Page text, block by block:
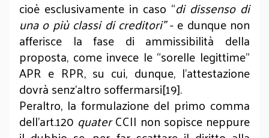
cioè esclusivamente in caso “di dissenso di
una o più classi di creditori”- e dunque non
afferisce la fase di ammissibilità della
proposta, come invece le “sorelle legittime”
APR e RPR, su cui, dunque, l’attestazione
dovrà senz’altro soffermarsi[19].
Peraltro, la formulazione del primo comma
dell’art.120 quaterCCII non sopisce neppure